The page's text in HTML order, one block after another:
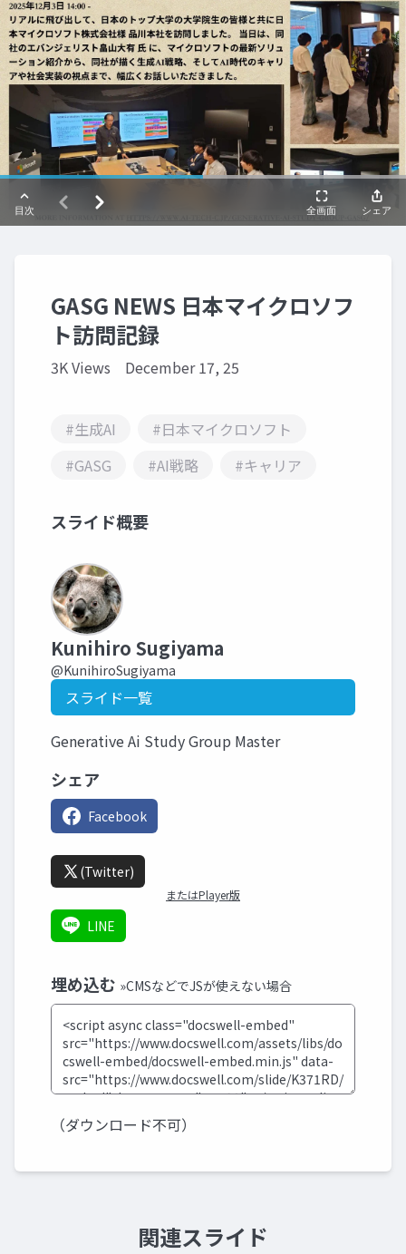
GASG NEWS 日本マイクロソフ
ト訪問記録
3K Views December 17, 25
#生成AI
#日本マイクロソフト
#GASG
#AI戦略 #キャリア
スライド概要
Kunihiro Sugiyama
@KunihiroSugiyama
スライド一覧
Generative Ai Study Group Master
シェア
Facebook
(Twitter)
またはPlayer版
LINE
埋め込む »CMSなどでJSが使えない場合
（ダウンロード不可）
関連スライド